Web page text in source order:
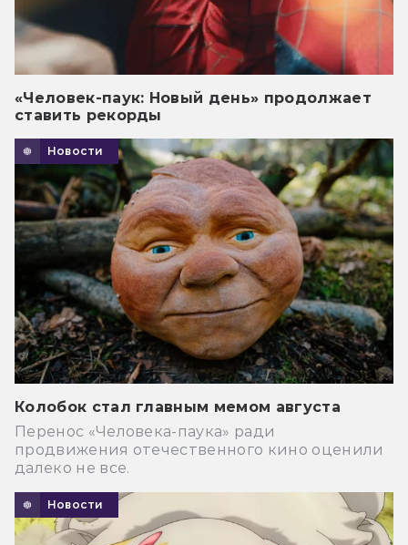
«Человек-паук: Новый день» продолжает
ставить рекорды
Новости
Колобок стал главным мемом августа
Перенос «Человека-паука» ради
продвижения отечественного кино оценили
далеко не все.
Новости